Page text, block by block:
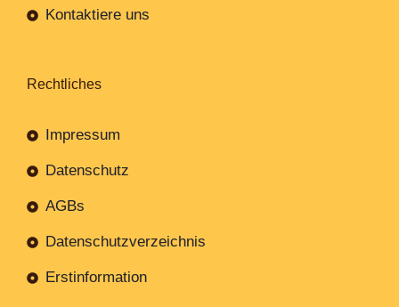
Kontaktiere uns
Rechtliches
Impressum
Datenschutz
AGBs
Datenschutzverzeichnis
Erstinformation